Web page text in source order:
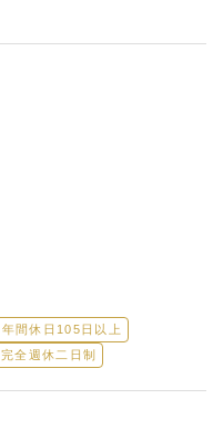
年間休日105日以上
完全週休二日制